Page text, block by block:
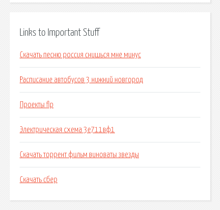
Links to Important Stuff
Скачать песню россия снишься мне минус
Расписание автобусов 3 нижний новгород
Проекты flp
Электрическая схема 3е711вф1
Скачать торрент фильм виноваты звезды
Скачать сбер